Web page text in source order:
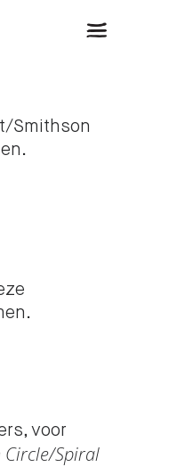
Smithson
voor
Circle/Spiral